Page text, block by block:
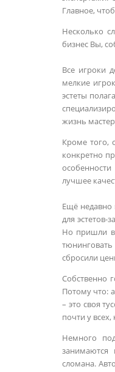
Главное,
Несколько
бизнес Вы,
Все игроки
мелкие
эстеты
жизнь
Кроме того,
конкретно
лучшее
Ещё недавно
для эстетов-
Но пришли
сбросили
Собственно
Потому что:
– это своя
почти у
Немного
занимаются
сломана.